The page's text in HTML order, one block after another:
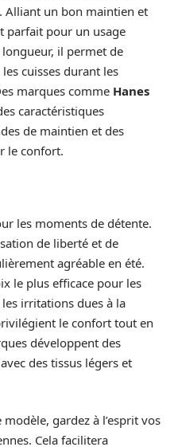
Alliant un bon maintien et
parfait pour un usage
il permet de
cuisses durant les
marques comme Hanes
caractéristiques
de maintien et des
le confort.
les moments de détente.
de liberté et de
agréable en été.
le plus efficace pour les
irritations dues à la
le confort tout en
développent des
des tissus légers et
gardez à l’esprit vos
Cela facilitera